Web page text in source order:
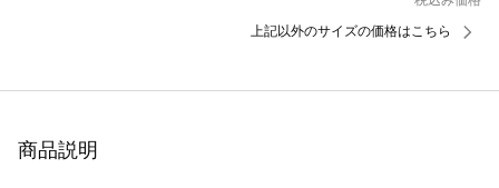
上記以外のサイズの価格はこちら
商品説明